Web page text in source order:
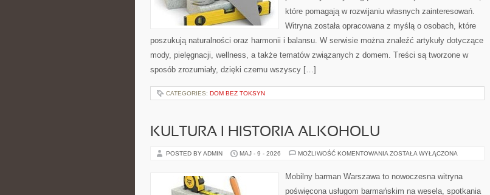
które pomagają w rozwijaniu własnych zainteresowań.
Witryna została opracowana z myślą o osobach, które
poszukują naturalności oraz harmonii i balansu. W serwisie można znaleźć artykuły dotyczące
mody, pielęgnacji, wellness, a także tematów związanych z domem. Treści są tworzone w
sposób zrozumiały, dzięki czemu wszyscy […]
CATEGORIES: DOM BEZ TOKSYN
KULTURA I HISTORIA ALKOHOLU
POSTED BY ADMIN MAJ - 9 - 2026 MOŻLIWOŚĆ KOMENTOWANIA KULTURA
ZOSTAŁA WYŁĄCZONA
Mobilny barman Warszawa to nowoczesna witryna
poświęcona usługom barmańskim na wesela, spotkania